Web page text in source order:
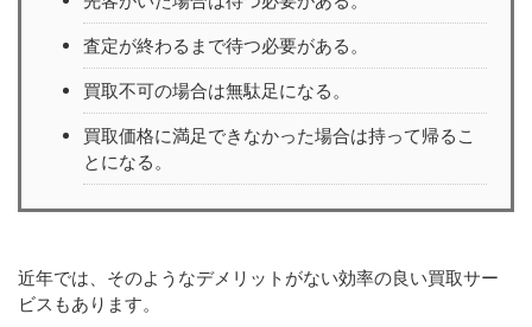
査定が終わるまで待つ必要がある。
買取不可の場合は無駄足になる。
買取価格に満足できなかった場合は持って帰るこ
とになる。
近年では、そのようなデメリットがない効率の良い買取サー
ビスもあります。